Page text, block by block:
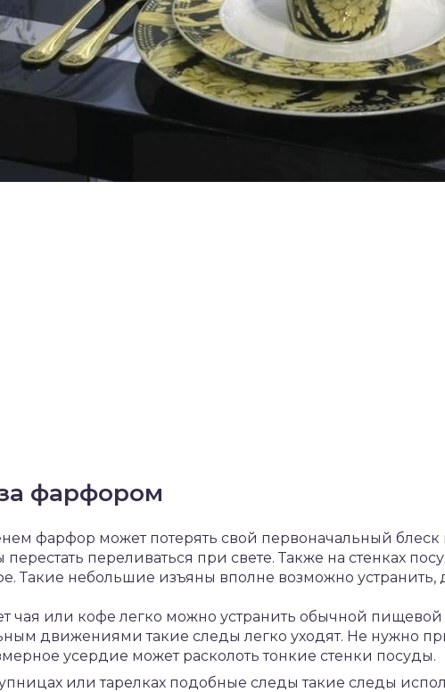
фарфором
фарфор может потерять свой первоначальный блеск
перестать переливаться при свете. Также на стенках
Такие небольшие изъяны вполне возможно устранить,
чая или кофе легко можно устранить обычной
движениями такие следы легко уходят. Не нужно
усердие может расколоть тонкие стенки посуды.
или тарелках подобные следы такие следы